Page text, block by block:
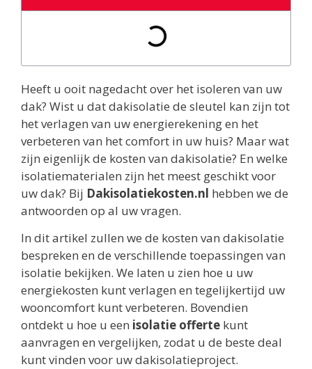
Heeft u ooit nagedacht over het isoleren van uw
dak? Wist u dat dakisolatie de sleutel kan zijn tot
het verlagen van uw energierekening en het
verbeteren van het comfort in uw huis? Maar wat
zijn eigenlijk de kosten van dakisolatie? En welke
isolatiematerialen zijn het meest geschikt voor
uw dak? Bij Dakisolatiekosten.nl hebben we de
antwoorden op al uw vragen.
In dit artikel zullen we de kosten van dakisolatie
bespreken en de verschillende toepassingen van
isolatie bekijken. We laten u zien hoe u uw
energiekosten kunt verlagen en tegelijkertijd uw
wooncomfort kunt verbeteren. Bovendien
ontdekt u hoe u een isolatie offerte kunt
aanvragen en vergelijken, zodat u de beste deal
kunt vinden voor uw dakisolatieproject.